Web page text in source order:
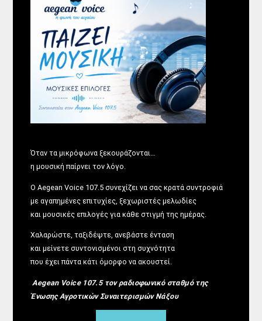
Όταν τα μικρόφωνα ξεκουράζονται…
η μουσική παίρνει τον λόγο.
Ο Aegean Voice 107.5 συνεχίζει να σας κρατά συντροφιά
με αγαπημένες επιτυχίες, ξεχωριστές μελωδίες
και μουσικές επιλογές για κάθε στιγμή της ημέρας.
Χαλαρώστε, ταξιδέψτε, ανεβάστε ένταση
και μείνετε συντονισμένοι στη συχνότητα
που έχει πάντα κάτι όμορφο να ακουστεί.
Aegean Voice 107.5 τον ραδιοφωνικό σταθμό της
Ένωσης Αγροτικών Συναιτερισμών Νάξου